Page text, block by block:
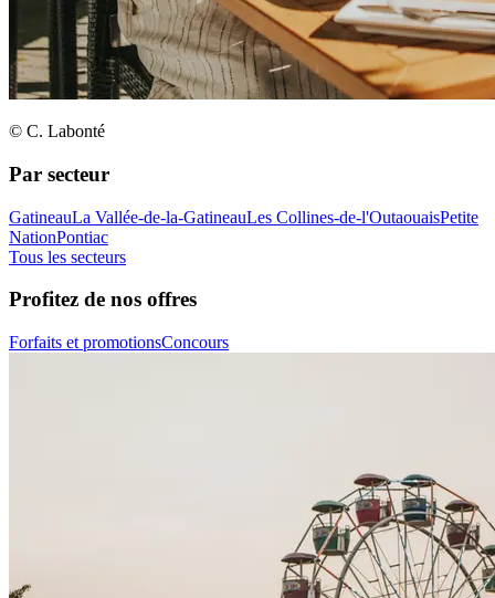
© C. Labonté
Par secteur
GatineauLa Vallée-de-la-GatineauLes Collines-de-l'OutaouaisPetite
NationPontiac
Tous les secteurs
Profitez de nos offres
Forfaits et promotionsConcours